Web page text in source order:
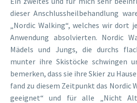
dieser Anschlussheilbehandlung
„Nordic Walking“, welches wir dort
Anwendung absolvierten. Nordic
Mädels und Jungs, die durchs
munter ihre Skistöcke schwingen
bemerken, dass sie ihre Skier zu
fand zu diesem Zeitpunkt das Nordic
geeignet“ und für alle „Nicht